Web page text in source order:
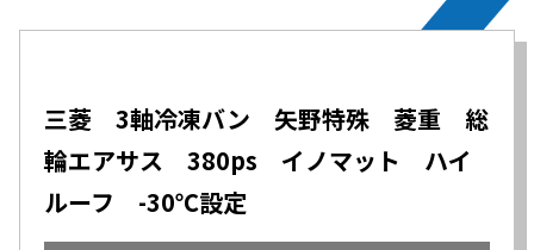
三菱 3軸冷凍バン 矢野特殊 菱重 総
輪エアサス 380ps イノマット ハイ
ルーフ -30℃設定